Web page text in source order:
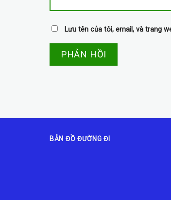
Lưu tên của tôi, email, và trang
BẢN ĐỒ ĐƯỜNG ĐI